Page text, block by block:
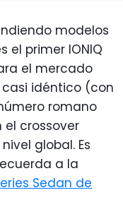
modelos
el primer IONIQ
el mercado
casi idéntico (con
romano
el crossover
global. Es
a la
Sedan de